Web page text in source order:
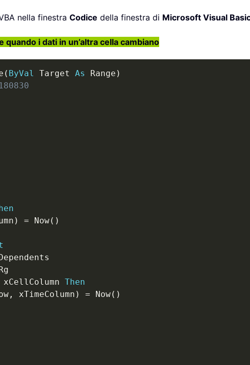
nella finestra Codice della finestra di Microsoft Visual
i dati in un’altra cella cambiano
( ByVal Target As Range )
) = Now( )
Dependents
xCellColumn Then
, xTimeColumn ) = Now( )